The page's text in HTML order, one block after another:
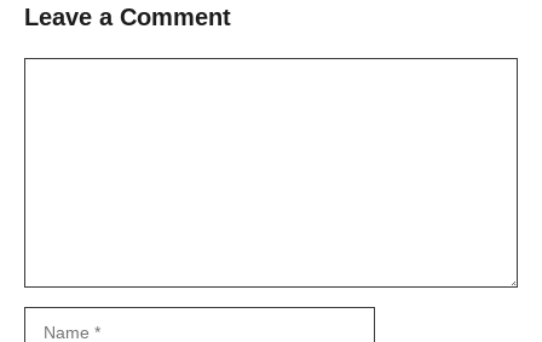
Leave a Comment